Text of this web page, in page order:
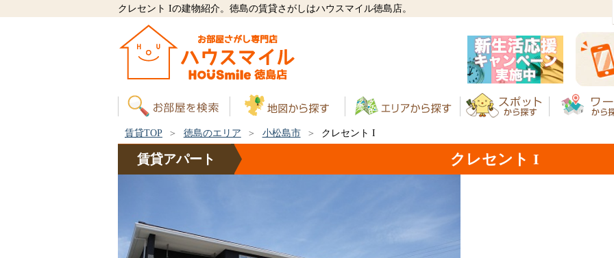
クレセント Iの建物紹介。徳島の賃貸さがしはハウスマイル徳島店。
賃貸TOP 徳島のエリア 小松島市 クレセント I
賃貸アパート クレセント I